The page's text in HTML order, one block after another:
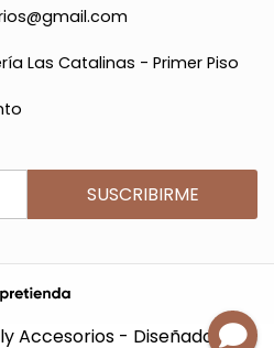
Las Catalinas - Primer Piso
SUSCRIBIRME
Accesorios - Diseñado por